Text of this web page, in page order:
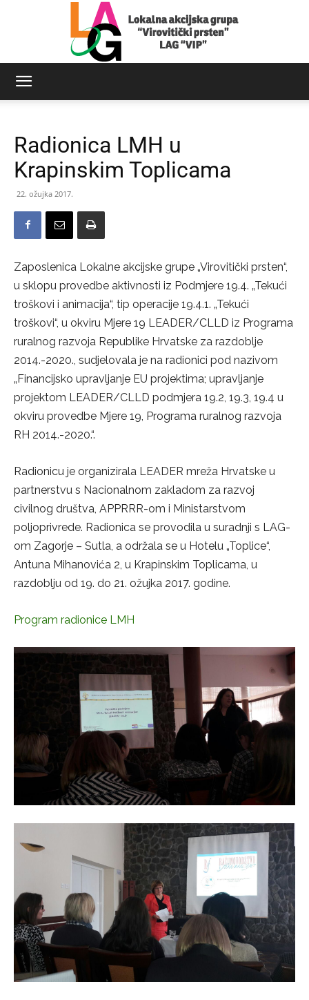
Virovitički
Radionica LMH u
Krapinskim Toplicama
22. ožujka 2017.
Zaposlenica Lokalne akcijske grupe „Virovitički prsten“,
u sklopu provedbe aktivnosti iz Podmjere 19.4. „Tekući
troškovi i animacija“, tip operacije 19.4.1. „Tekući
troškovi“, u okviru Mjere 19 LEADER/CLLD iz Programa
ruralnog razvoja Republike Hrvatske za razdoblje
2014.-2020., sudjelovala je na radionici pod nazivom
„Financijsko upravljanje EU projektima; upravljanje
projektom LEADER/CLLD podmjera 19.2, 19.3, 19.4 u
okviru provedbe Mjere 19, Programa ruralnog razvoja
RH 2014.-2020.“.
Radionicu je organizirala LEADER mreža Hrvatske u
partnerstvu s Nacionalnom zakladom za razvoj
civilnog društva, APPRRR-om i Ministarstvom
poljoprivrede. Radionica se provodila u suradnji s LAG-
om Zagorje – Sutla, a održala se u Hotelu „Toplice“,
Antuna Mihanovića 2, u Krapinskim Toplicama, u
razdoblju od 19. do 21. ožujka 2017. godine.
Program radionice LMH